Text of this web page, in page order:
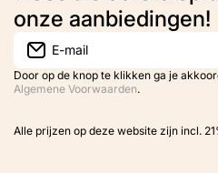
onze aanbiedingen!
E-mail
Door op de knop te klikken ga je
Algemene Voorwaarden.
Alle prijzen op deze website zijn incl.